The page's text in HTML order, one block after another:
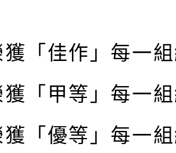
獲「佳作」每一
獲「甲等」每一
獲「優等」每一